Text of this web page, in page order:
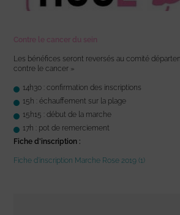
Contre le cancer du sein
Les bénéfices seront reversés au comité
contre le cancer »
14h30 : confirmation des inscriptions
15h : échauffement sur la plage
15h15 : début de la marche
17h : pot de remerciement
Fiche d’inscription :
Fiche d’inscription Marche Rose 2019 (1)